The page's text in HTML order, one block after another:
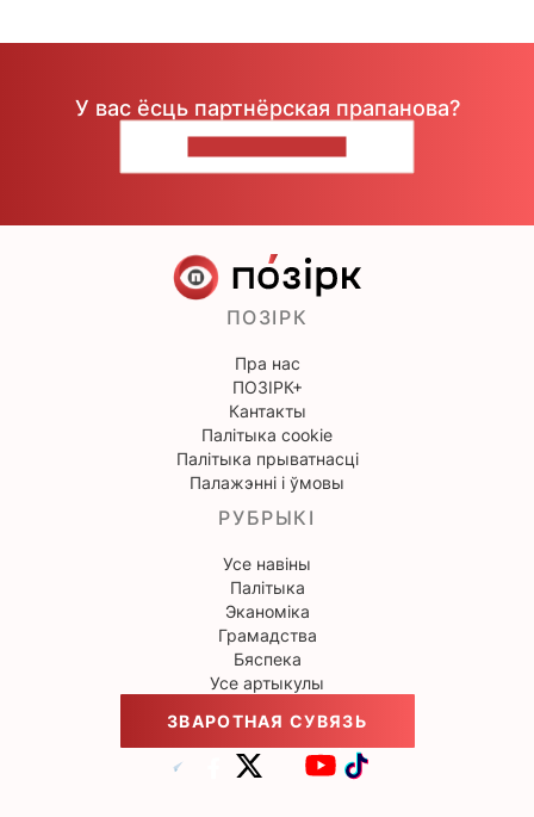
У вас ёсць партнёрская прапанова?
ПОЗІРК
Пра нас
ПОЗІРК+
Кантакты
Палітыка cookie
Палітыка прыватнасці
Палажэнні і ўмовы
РУБРЫКІ
Усе навіны
Палітыка
Эканоміка
Грамадства
Бяспека
Усе артыкулы
ЗВАРОТНАЯ СУВЯЗЬ